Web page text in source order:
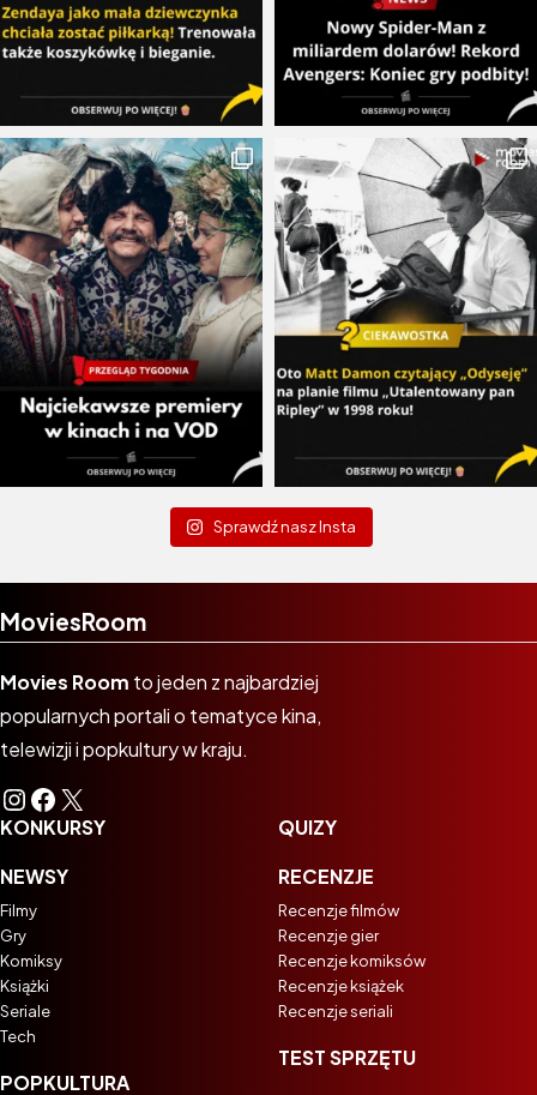
Sprawdź nasz Insta
MoviesRoom
Movies Room to jeden z najbardziej
popularnych portali o tematyce kina,
telewizji i popkultury w kraju.
Instagram
Facebook
X
KONKURSY
NEWSY
Filmy
Gry
Komiksy
Książki
Seriale
Tech
POPKULTURA
QUIZY
RECENZJE
Recenzje filmów
Recenzje gier
Recenzje komiksów
Recenzje książek
Recenzje seriali
TEST SPRZĘTU